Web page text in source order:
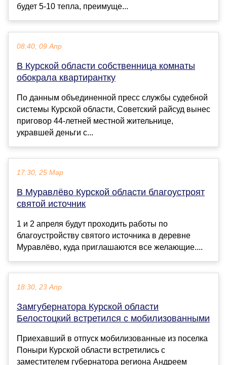
будет 5-10 тепла, преимуще...
08:40, 09 Апр
В Курской области собственница комнаты
обокрала квартирантку
По данным объединенной пресс службы судебной
системы Курской области, Советский райсуд вынес
приговор 44-летней местной жительнице,
укравшей деньги с...
17:30, 25 Мар
В Муравлёво Курской области благоустроят
святой источник
1 и 2 апреля будут проходить работы по
благоустройству святого источника в деревне
Муравлёво, куда приглашаются все желающие....
18:30, 23 Апр
Замгубернатора Курской области
Белостоцкий встретился с мобилизованными
Приехавший в отпуск мобилизованные из поселка
Поныри Курской области встретились с
заместителем губернатора региона Андреем